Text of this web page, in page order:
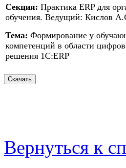
Секция: Практика ERP для
обучения. Ведущий: Кислов
Тема: Формирование у
компетенций в области
решения 1С:ERP
Вернуться к